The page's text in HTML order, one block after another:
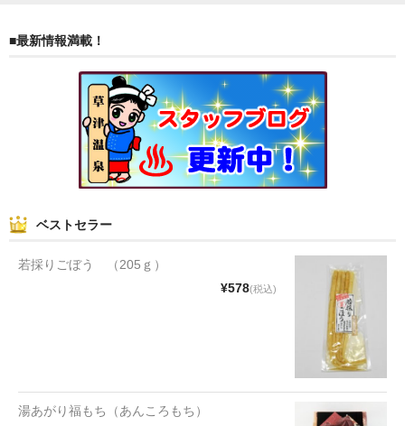
■最新情報満載！
ベストセラー
若採りごぼう （205ｇ）
¥578(税込)
湯あがり福もち（あんころもち）